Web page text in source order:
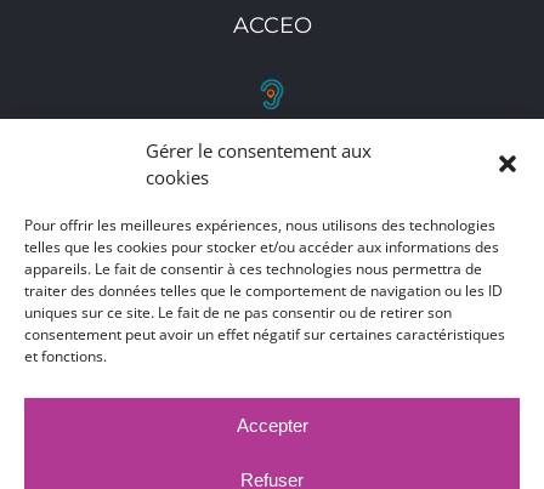
Gérer le consentement aux
cookies
Pour offrir les meilleures expériences, nous utilisons des technologies
telles que les cookies pour stocker et/ou accéder aux informations des
appareils. Le fait de consentir à ces technologies nous permettra de
traiter des données telles que le comportement de navigation ou les ID
uniques sur ce site. Le fait de ne pas consentir ou de retirer son
consentement peut avoir un effet négatif sur certaines caractéristiques
et fonctions.
Accepter
Refuser
ACCEO
RETROUVEZ-NOUS
Toutes nos adresses, coordonnées et horaires
d'ouverture
CLIQUEZ ICI